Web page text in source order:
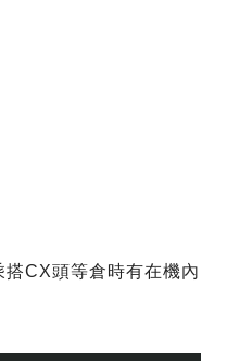
CX頭等倉時有在機內